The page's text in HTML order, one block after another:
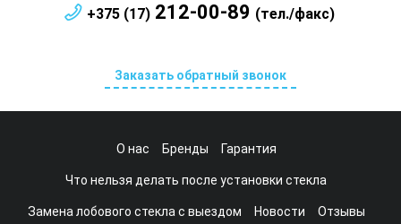
+375 (17) 212-00-89 (тел./факс)
Заказать обратный звонок
О нас Бренды Гарантия
Что нельзя делать после установки стекла
Замена лобового стекла с выездом Новости Отзывы